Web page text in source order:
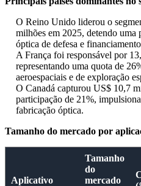
O Reino Unido liderou o
milhões em 2025, detendo uma
óptica de defesa e
A França foi responsável por
representando uma quota de
aeroespaciais e de exploração
O Canadá capturou US$ 10,7
participação de 21%,
fabricação óptica.
Tamanho do mercado por
Aplicativo
Tamanho
do
mercado